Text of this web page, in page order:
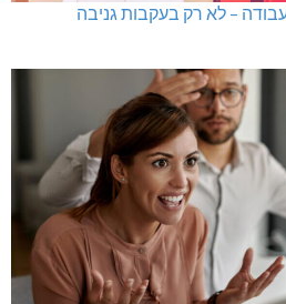
– לא רק בעקבות גניבה